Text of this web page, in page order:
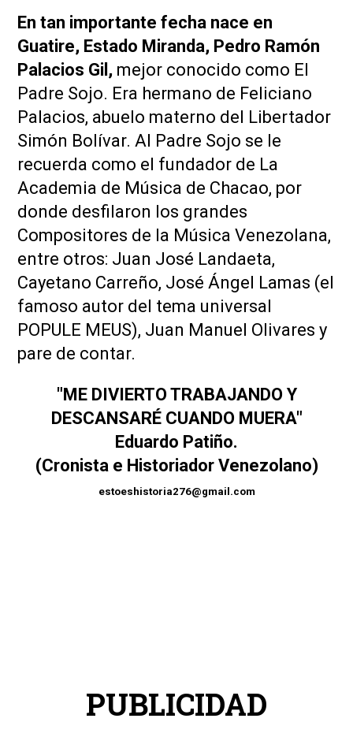
En tan importante fecha nace en
Guatire, Estado Miranda, Pedro Ramón
Palacios Gil, mejor conocido como El
Padre Sojo. Era hermano de Feliciano
Palacios, abuelo materno del Libertador
Simón Bolívar. Al Padre Sojo se le
recuerda como el fundador de La
Academia de Música de Chacao, por
donde desfilaron los grandes
Compositores de la Música Venezolana,
entre otros: Juan José Landaeta,
Cayetano Carreño, José Ángel Lamas (el
famoso autor del tema universal
POPULE MEUS), Juan Manuel Olivares y
pare de contar.
"ME DIVIERTO TRABAJANDO Y
DESCANSARÉ CUANDO MUERA"
Eduardo Patiño.
(Cronista e Historiador Venezolano)
estoeshistoria276@gmail.com
PUBLICIDAD